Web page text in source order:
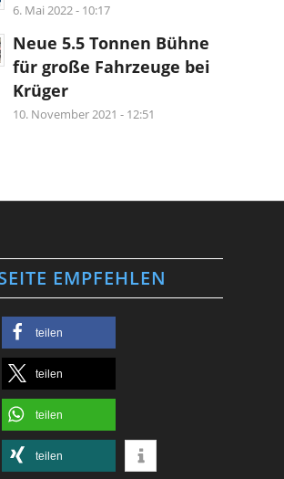
6. Mai 2022 - 10:17
Neue 5.5 Tonnen Bühne
für große Fahrzeuge bei
Krüger
10. November 2021 - 12:51
EMPFEHLEN
teilen
teilen
teilen
teilen